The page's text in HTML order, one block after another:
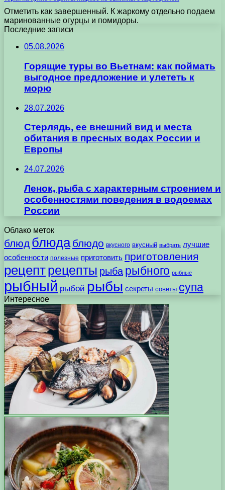
Отметить как завершенный. К жаркому отдельно подаем
маринованные огурцы и помидоры.
Последние записи
05.08.2026
Горящие туры во Вьетнам: как поймать
выгодное предложение и улететь к
морю
28.07.2026
Стерлядь, ее внешний вид и места
обитания в пресных водах России и
Европы
24.07.2026
Ленок, рыба с характерным строением и
особенностями поведения в водоемах
России
Облако меток
блюд блюда блюдо вкусного вкусный выбрать лучшие
особенности полезные приготовить приготовления
рецептрецепты рыба рыбного рыбные
рыбный рыбой рыбы секреты советы супа
Интересное